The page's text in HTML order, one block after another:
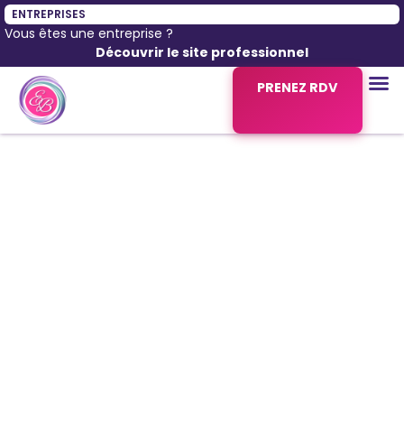
ENTREPRISES
Vous êtes une entreprise ?
Découvrir le site professionnel
PRENEZ RDV